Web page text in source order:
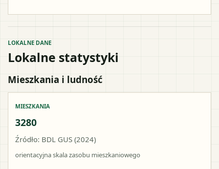
LOKALNE DANE
Lokalne statystyki
Mieszkania i ludność
MIESZKANIA
3280
Źródło: BDL GUS (2024)
orientacyjna skala zasobu mieszkaniowego